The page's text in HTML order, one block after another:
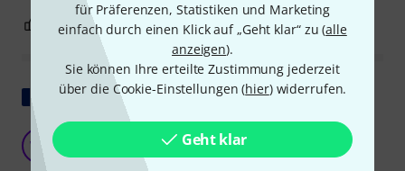
für Präferenzen, Statistiken und Marketing
einfach durch einen Klick auf „Geht klar“ zu (alle
anzeigen).
Sie können Ihre erteilte Zustimmung jederzeit
über die Cookie-Einstellungen (hier) widerrufen.
Geht klar
0 BEWERTUNG MELDEN
Original zeigen
WX Gute Festigkeit und erfüllte die Erwartungen
Wolfram X Fraa 24.02.2023